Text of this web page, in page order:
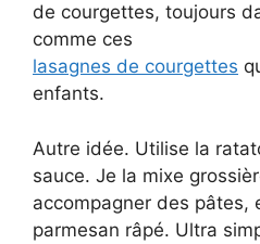
de courgettes, toujours
comme ces
lasagnes de courgettes
enfants.
Autre idée. Utilise la
sauce. Je la mixe
accompagner des pâtes,
parmesan râpé. Ultra